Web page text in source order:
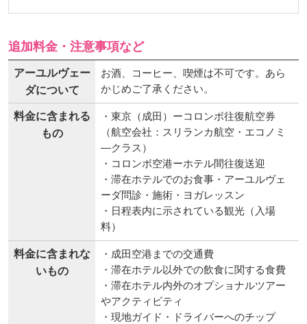
追加料金・注意事項など
アーユルヴェー
ダについて
お酒、コーヒー、喫煙は不可です。あら
かじめご了承ください。
料金に含まれる
もの
・東京（成田）ーコロンボ往復航空券
（航空会社：スリランカ航空・エコノミ
―クラス）
・コロンボ空港ーホテル間往復送迎
・滞在ホテルでのお食事・アーユルヴェ
ーダ問診・施術・ヨガレッスン
・日程表内に示されている観光（入場
料）
料金に含まれな
いもの
・成田空港までの交通費
・滞在ホテル以外での飲食に関する食費
・滞在ホテル内外のオプショナルツアー
やアクティビティ
・現地ガイド・ドライバーへのチップ